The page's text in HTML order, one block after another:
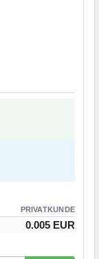
PRIVATKUNDE
0.005 EUR